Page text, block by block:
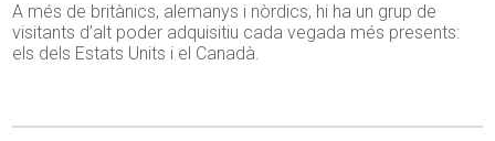
A més de britànics, alemanys i nòrdics, hi ha un grup de
visitants d’alt poder adquisitiu cada vegada més presents:
els dels Estats Units i el Canadà.